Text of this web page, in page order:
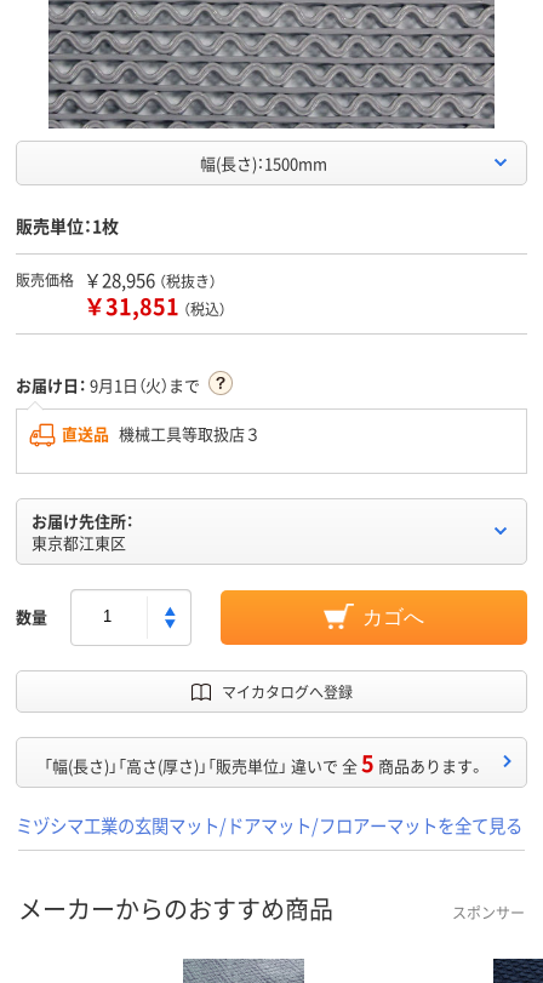
幅(長さ)：1500mm
販売単位：1枚
販売価格 ￥28,956 （税抜き）
￥31,851 （税込）
お届け日： 9月1日（火）まで
直送品 機械工具等取扱店３
お届け先住所：
東京都江東区
数量 カゴへ
マイカタログへ登録
「幅(長さ)」「高さ(厚さ)」「販売単位」 違いで 全5 商品あります。
ミヅシマ工業の玄関マット/ドアマット/フロアーマットを全て見る
メーカーからのおすすめ商品 スポンサー